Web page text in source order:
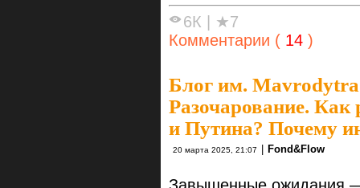
6К
★7
Комментарии ( 14 )
Блог им.
Разочарование.
и Путина? Почему
20 марта 2025, 21:07 Fond&Flow